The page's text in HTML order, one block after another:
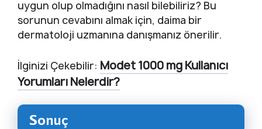
uygun olup olmadığını nasıl bilebiliriz? Bu
sorunun cevabını almak için, daima bir
dermatoloji uzmanına danışmanız önerilir.
İlginizi Çekebilir: Modet 1000 mg Kullanıcı
Yorumları Nelerdir?
Sonuç